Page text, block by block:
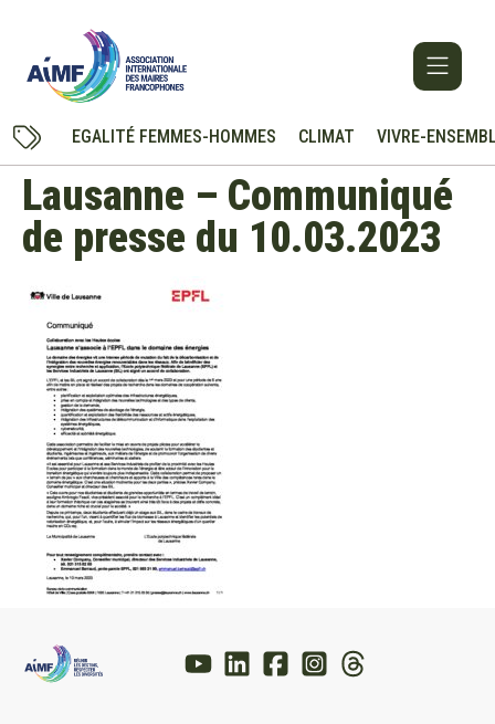
EGALITÉ FEMMES-HOMMES CLIMAT VIVRE-
Lausanne – Communiqué
de presse du 10.03.2023